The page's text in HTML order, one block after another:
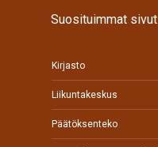
Suosituimmat sivut
Kirjasto
Liikuntakeskus
Päätöksenteko